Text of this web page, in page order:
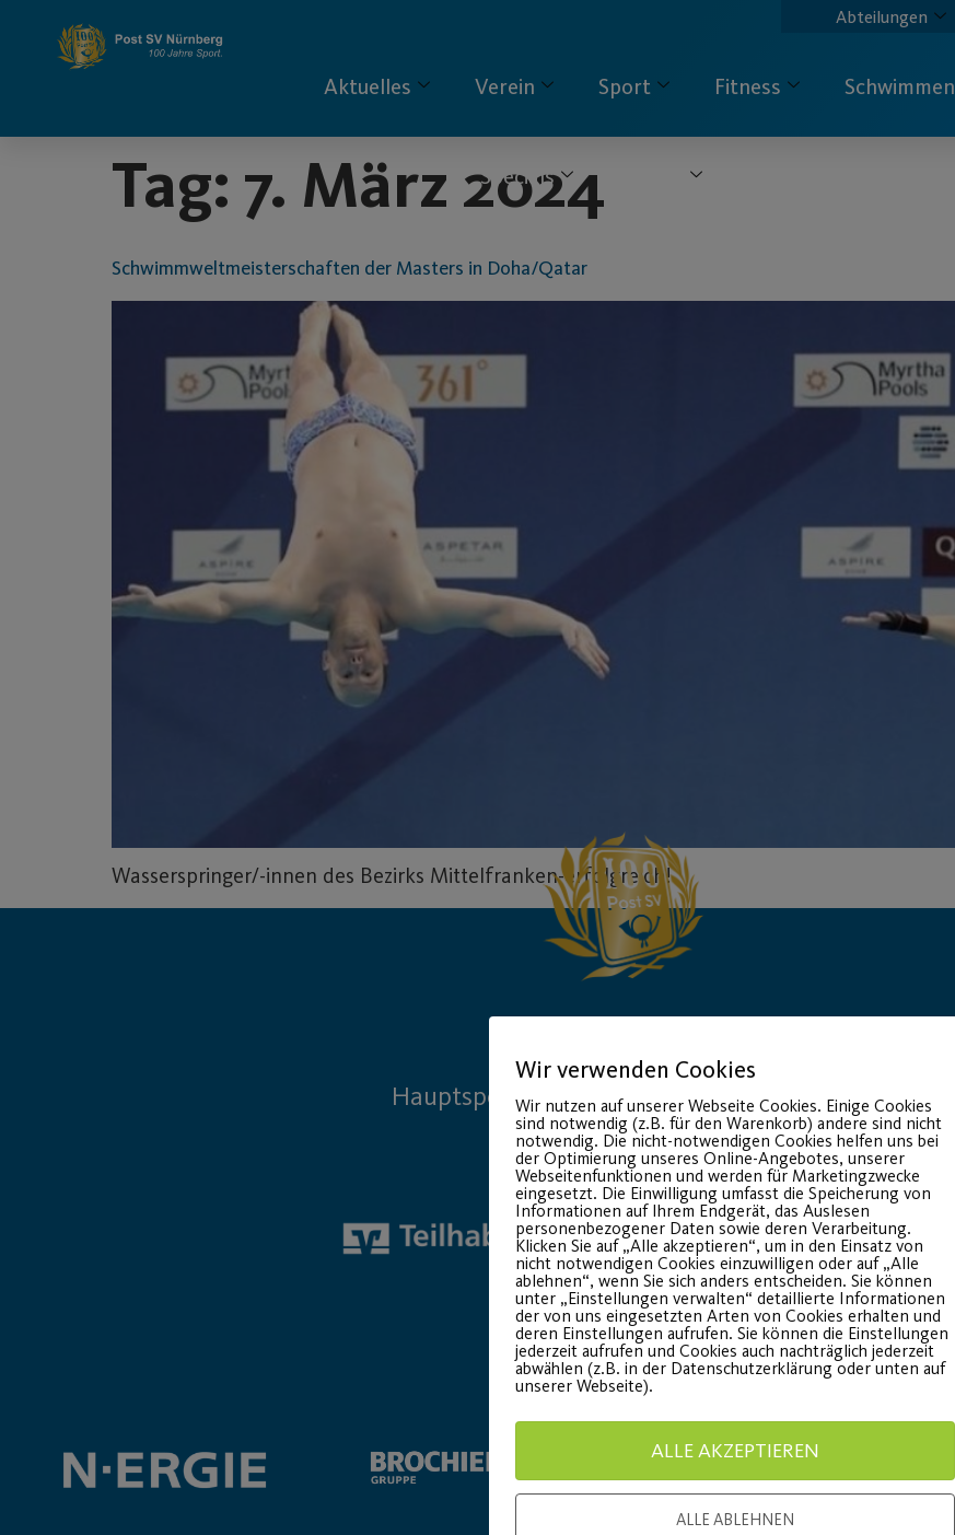
springen
Abteilungen
Aktuelles Verein Sport Fitness Schwimmen
Specials
Tag: 7. März 2024
Schwimmweltmeisterschaften der Masters in Doha/Qatar
Wasserspringer/-innen des Bezirks Mittelfranken-erfolgreich!
Hauptsponsor Generalausrüster
Premium Partner:
Wir verwenden Cookies
Wir nutzen auf unserer Webseite Cookies. Einige Cookies
sind notwendig (z.B. für den Warenkorb) andere sind nicht
notwendig. Die nicht-notwendigen Cookies helfen uns bei
der Optimierung unseres Online-Angebotes, unserer
Webseitenfunktionen und werden für Marketingzwecke
eingesetzt. Die Einwilligung umfasst die Speicherung von
Informationen auf Ihrem Endgerät, das Auslesen
personenbezogener Daten sowie deren Verarbeitung.
Klicken Sie auf „Alle akzeptieren“, um in den Einsatz von
nicht notwendigen Cookies einzuwilligen oder auf „Alle
ablehnen“, wenn Sie sich anders entscheiden. Sie können
unter „Einstellungen verwalten“ detaillierte Informationen
der von uns eingesetzten Arten von Cookies erhalten und
deren Einstellungen aufrufen. Sie können die Einstellungen
jederzeit aufrufen und Cookies auch nachträglich jederzeit
abwählen (z.B. in der Datenschutzerklärung oder unten auf
unserer Webseite).
ALLE AKZEPTIEREN
ALLE ABLEHNEN